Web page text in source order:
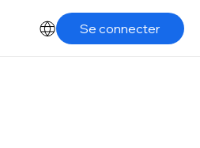
Se connecter